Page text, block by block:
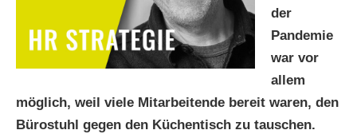
der
Pandemie
war vor
allem
möglich, weil viele Mitarbeitende bereit waren, den
Bürostuhl gegen den Küchentisch zu tauschen.